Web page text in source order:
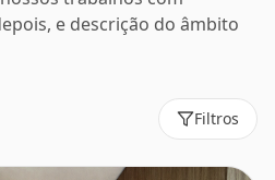
e descrição do âmbito
Filtros